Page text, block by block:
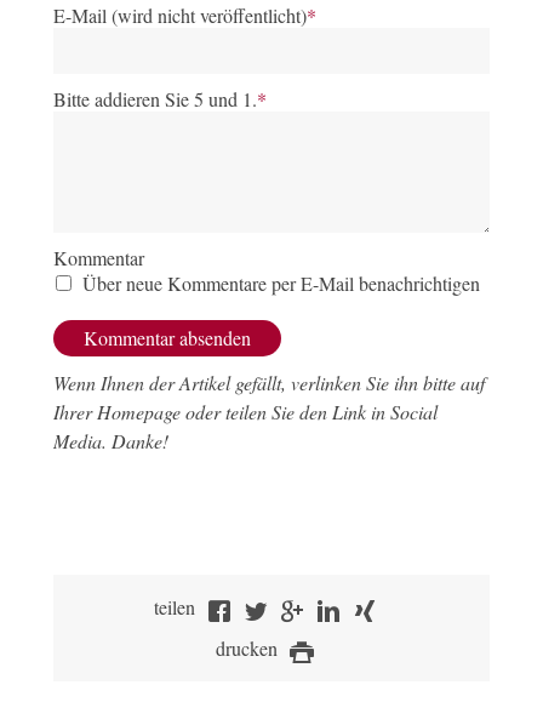
E-Mail (wird nicht veröffentlicht)*
Bitte addieren Sie 5 und 1.*
Kommentar
Über neue Kommentare per E-Mail benachrichtigen
Wenn Ihnen der Artikel gefällt, verlinken Sie ihn bitte auf
Ihrer Homepage oder teilen Sie den Link in Social
Media. Danke!
teilen
drucken